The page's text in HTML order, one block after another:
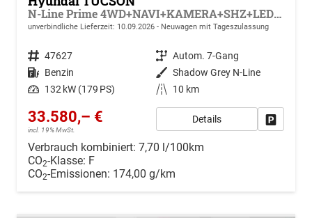
N-Line Prime 4WD+NAVI+KAMERA+SHZ+LED+19''ALU+PDC
unverbindliche Lieferzeit: 10.09.2026 Neuwagen mit Tageszulassung
Fahrzeugnr. 47627 Getriebe Autom. 7-Gang
Kraftstoff Benzin Außenfarbe Shadow Grey N-Line
Leistung 132 kW (179 PS) Kilometerstand 10 km
33.580,– €
incl. 19% MwSt.
Details
Verbrauch kombiniert: 7,70 l/100km
CO2-Klasse: F
CO2-Emissionen: 174,00 g/km